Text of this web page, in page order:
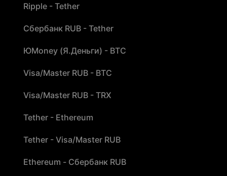
Ripple - Tether
Сбербанк RUB - Tether
ЮMoney (Я.Деньги) - BTC
Visa/Master RUB - BTC
Visa/Master RUB - TRX
Tether - Ethereum
Tether - Visa/Master RUB
Ethereum - Сбербанк RUB